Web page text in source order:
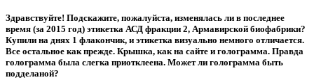
Здравствуйте! Подскажите, пожалуйста, изменялась ли в последнее
время (за 2015 год) этикетка АСД фракции 2, Армавирской биофабрики?
Купили на днях 1 флакончик, и этикетка визуально немного отличается.
Все остальное как прежде. Крышка, как на сайте и голограмма. Правда
голограмма была слегка приотклеена. Может ли голограмма быть
подделаной?